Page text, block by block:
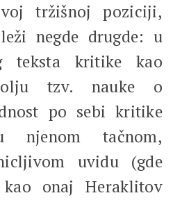
tržišnoj poziciji,
negde drugde: u
teksta kritike kao
tzv. nauke o
po sebi kritike
tačnom,
uvidu (gde
onaj Heraklitov